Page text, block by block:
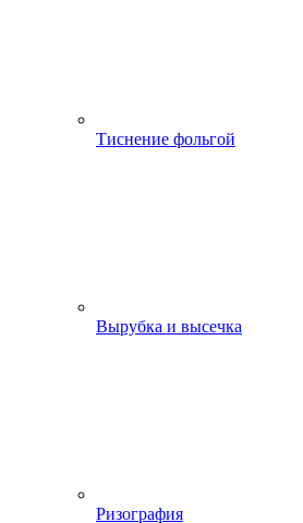
Тиснение фольгой
Вырубка и высечка
Ризография